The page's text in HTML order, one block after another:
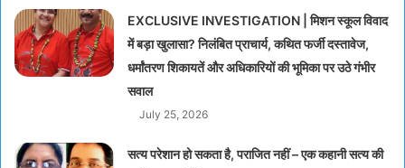
EXCLUSIVE INVESTIGATION | मिशन स्कूल विवाद
में बड़ा खुलासा? निलंबित प्राचार्य, कथित फर्जी दस्तावेज,
धर्मांतरण शिकायतें और अधिकारियों की भूमिका पर उठे गंभीर
सवाल
July 25, 2026
सत्य परेशान हो सकता है, पराजित नहीं – एक कहानी सत्य की